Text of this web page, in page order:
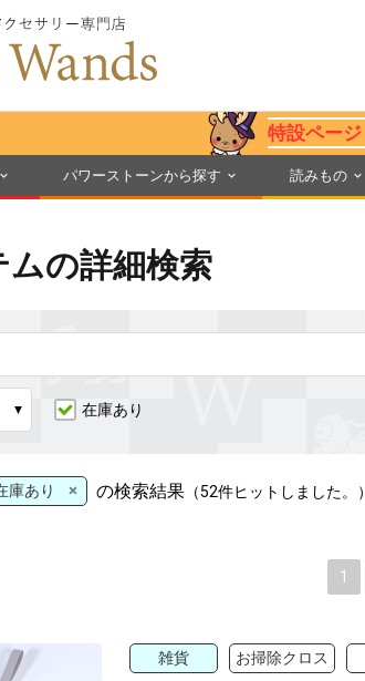
特設ページ
パワーストーンから探す 読みもの
ムの詳細検索
在庫あり
庫あり × の検索結果 （52件ヒットしました。）
1
雑貨 お掃除クロス